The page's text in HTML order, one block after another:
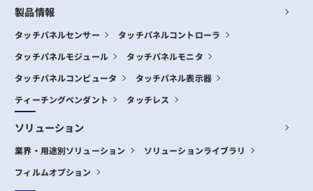
製品情報
タッチパネルセンサー タッチパネルコントローラ
タッチパネルモジュール タッチパネルモニタ
タッチパネルコンピュータ タッチパネル表示器
ティーチングペンダント タッチレス
ソリューション
業界・用途別ソリューション ソリューションライブラリ
フィルムオプション